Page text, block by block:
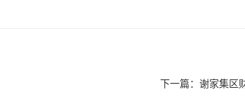
下一篇： 谢家集区